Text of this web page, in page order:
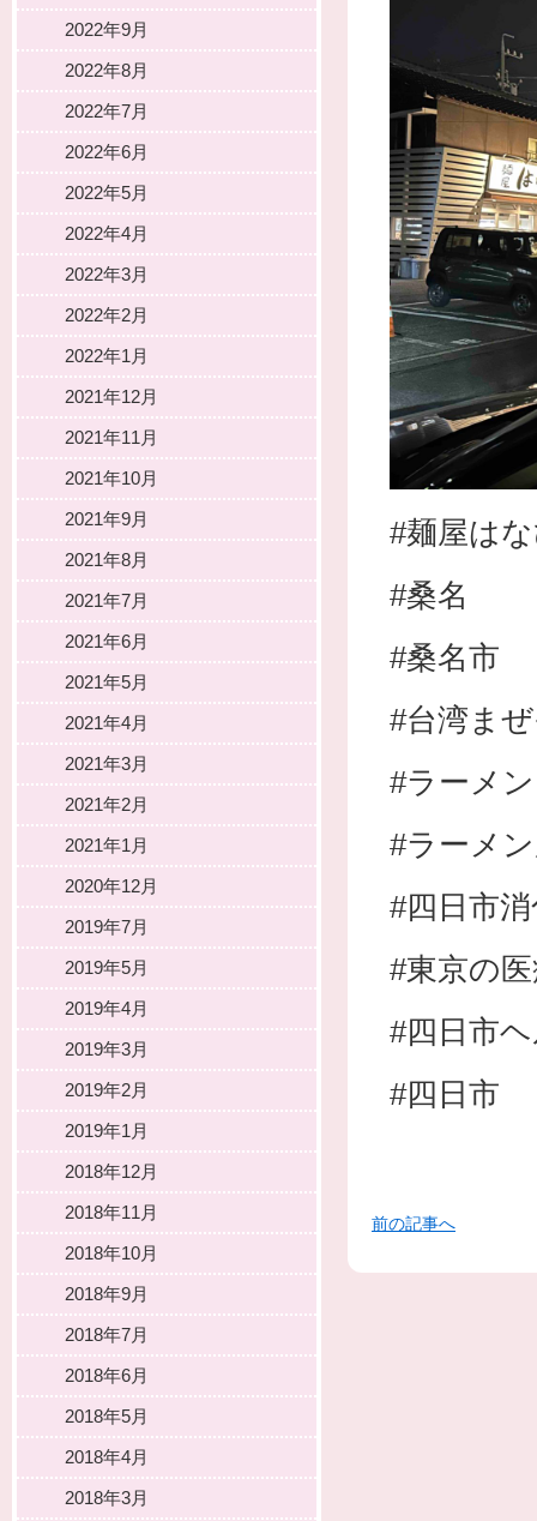
#麺屋は
#桑名
#桑名市
#台湾ま
#ラーメン
#ラーメ
#四日市
#東京の
#四日市
#四日市
前の記事へ
2022年9月
2022年8月
2022年7月
2022年6月
2022年5月
2022年4月
2022年3月
2022年2月
2022年1月
2021年12月
2021年11月
2021年10月
2021年9月
2021年8月
2021年7月
2021年6月
2021年5月
2021年4月
2021年3月
2021年2月
2021年1月
2020年12月
2019年7月
2019年5月
2019年4月
2019年3月
2019年2月
2019年1月
2018年12月
2018年11月
2018年10月
2018年9月
2018年7月
2018年6月
2018年5月
2018年4月
2018年3月